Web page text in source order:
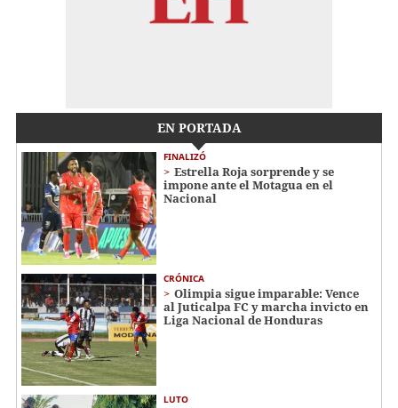
EN PORTADA
FINALIZÓ
Estrella Roja sorprende y se
impone ante el Motagua en el
Nacional
CRÓNICA
Olimpia sigue imparable: Vence
al Juticalpa FC y marcha invicto en
Liga Nacional de Honduras
LUTO